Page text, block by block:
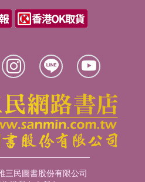
三民圖書股份有限公司